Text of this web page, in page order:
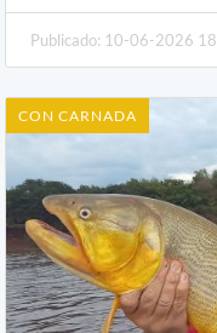
Publicado: 10-06-2026
CON CARNADA